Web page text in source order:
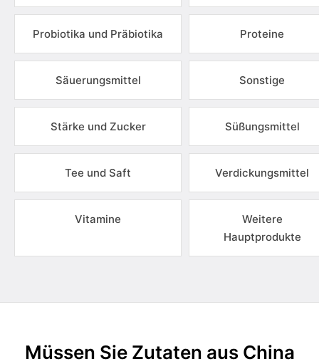
Probiotika und Präbiotika Proteine
Säuerungsmittel Sonstige
Stärke und Zucker Süßungsmittel
Tee und Saft Verdickungsmittel
Vitamine
Weitere
Hauptprodukte
Müssen Sie Zutaten aus China